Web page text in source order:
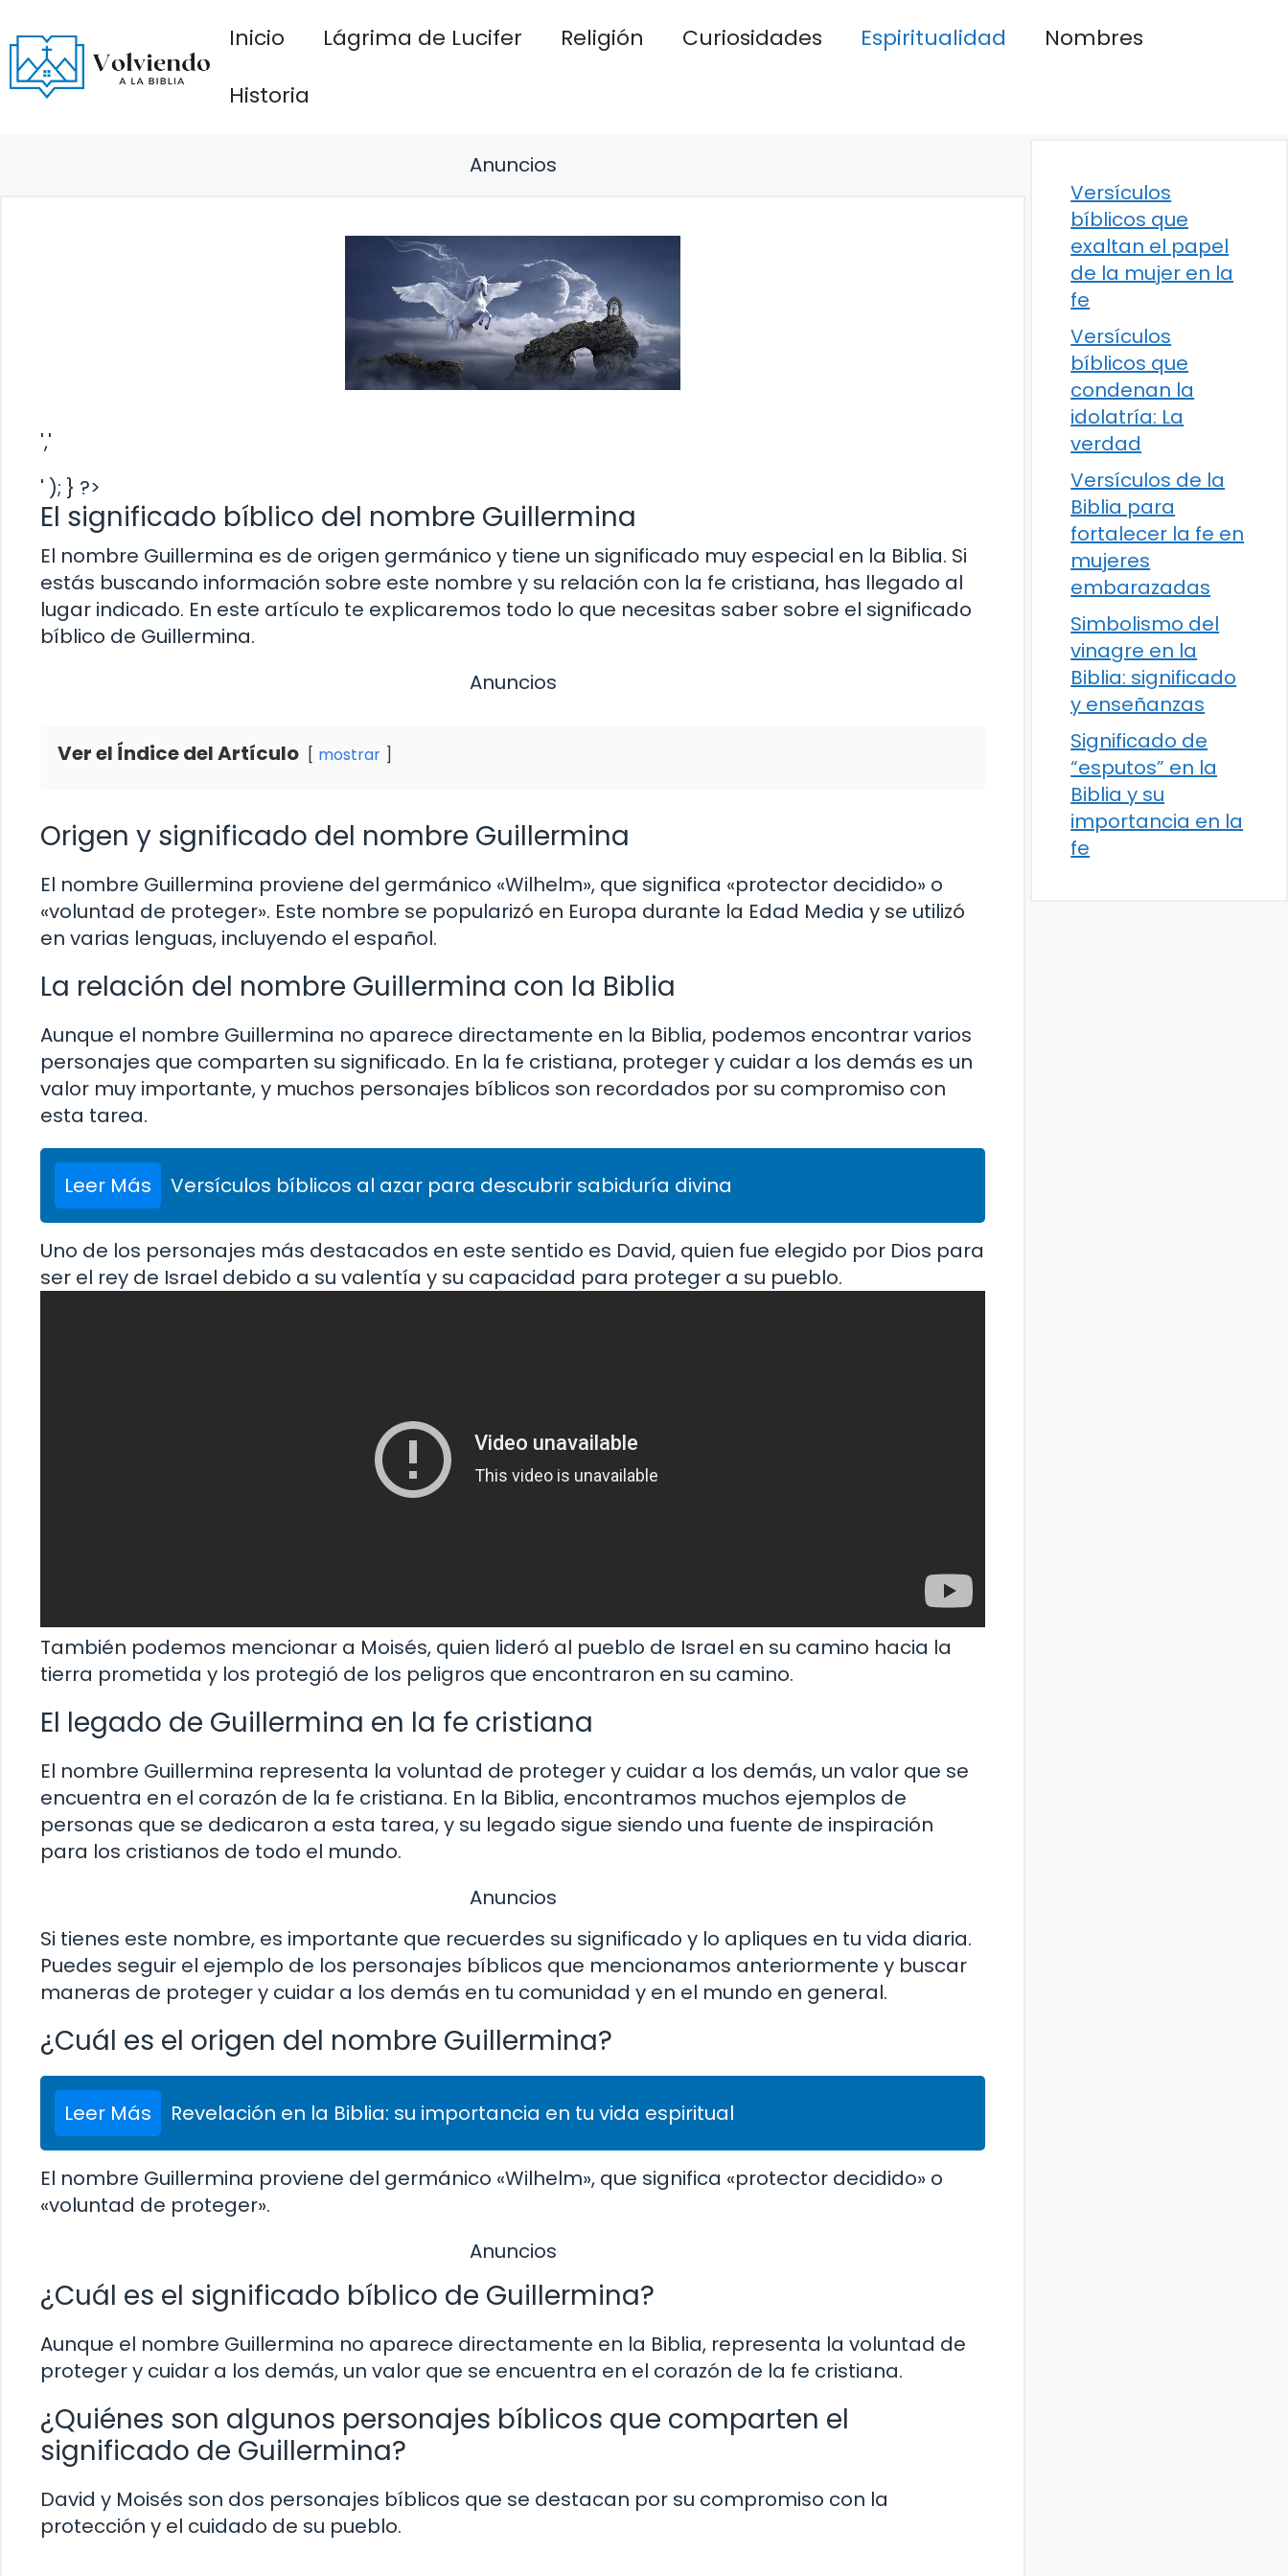
al
contenido
Inicio Lágrima de Lucifer Religión Curiosidades Espiritualidad
Nombres
Historia
Anuncios
','
' ); } ?>
El significado bíblico del nombre Guillermina
El nombre Guillermina es de origen germánico y tiene un significado muy especial en la Biblia. Si
estás buscando información sobre este nombre y su relación con la fe cristiana, has llegado al
lugar indicado. En este artículo te explicaremos todo lo que necesitas saber sobre el significado
bíblico de Guillermina.
Anuncios
Ver el Índice del Artículo mostrar
Origen y significado del nombre Guillermina
El nombre Guillermina proviene del germánico «Wilhelm», que significa «protector decidido» o
«voluntad de proteger». Este nombre se popularizó en Europa durante la Edad Media y se utilizó
en varias lenguas, incluyendo el español.
La relación del nombre Guillermina con la Biblia
Aunque el nombre Guillermina no aparece directamente en la Biblia, podemos encontrar varios
personajes que comparten su significado. En la fe cristiana, proteger y cuidar a los demás es un
valor muy importante, y muchos personajes bíblicos son recordados por su compromiso con
esta tarea.
Leer Más Versículos bíblicos al azar para descubrir sabiduría divina
Uno de los personajes más destacados en este sentido es David, quien fue elegido por Dios para
ser el rey de Israel debido a su valentía y su capacidad para proteger a su pueblo.
También podemos mencionar a Moisés, quien lideró al pueblo de Israel en su camino hacia la
tierra prometida y los protegió de los peligros que encontraron en su camino.
El legado de Guillermina en la fe cristiana
El nombre Guillermina representa la voluntad de proteger y cuidar a los demás, un valor que se
encuentra en el corazón de la fe cristiana. En la Biblia, encontramos muchos ejemplos de
personas que se dedicaron a esta tarea, y su legado sigue siendo una fuente de inspiración
para los cristianos de todo el mundo.
Anuncios
Si tienes este nombre, es importante que recuerdes su significado y lo apliques en tu vida diaria.
Puedes seguir el ejemplo de los personajes bíblicos que mencionamos anteriormente y buscar
maneras de proteger y cuidar a los demás en tu comunidad y en el mundo en general.
¿Cuál es el origen del nombre Guillermina?
Leer Más Revelación en la Biblia: su importancia en tu vida espiritual
El nombre Guillermina proviene del germánico «Wilhelm», que significa «protector decidido» o
«voluntad de proteger».
Anuncios
¿Cuál es el significado bíblico de Guillermina?
Aunque el nombre Guillermina no aparece directamente en la Biblia, representa la voluntad de
proteger y cuidar a los demás, un valor que se encuentra en el corazón de la fe cristiana.
¿Quiénes son algunos personajes bíblicos que comparten el
significado de Guillermina?
David y Moisés son dos personajes bíblicos que se destacan por su compromiso con la
protección y el cuidado de su pueblo.
Versículos
bíblicos que
exaltan el papel
de la mujer en la
fe
Versículos
bíblicos que
condenan la
idolatría: La
verdad
Versículos de la
Biblia para
fortalecer la fe en
mujeres
embarazadas
Simbolismo del
vinagre en la
Biblia: significado
y enseñanzas
Significado de
“esputos” en la
Biblia y su
importancia en la
fe